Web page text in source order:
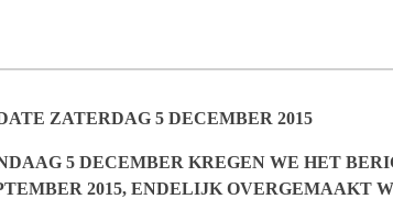
ZATERDAG 5 DECEMBER 2015
5 DECEMBER KREGEN WE HET
2015, ENDELIJK OVERGEMAAKT